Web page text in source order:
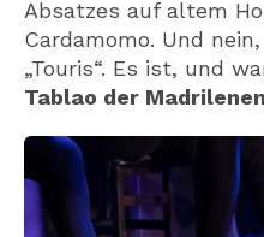
Absatzes auf altem
Cardamomo. Und
„Touris“. Es ist, und
Tablao der Madrilenen